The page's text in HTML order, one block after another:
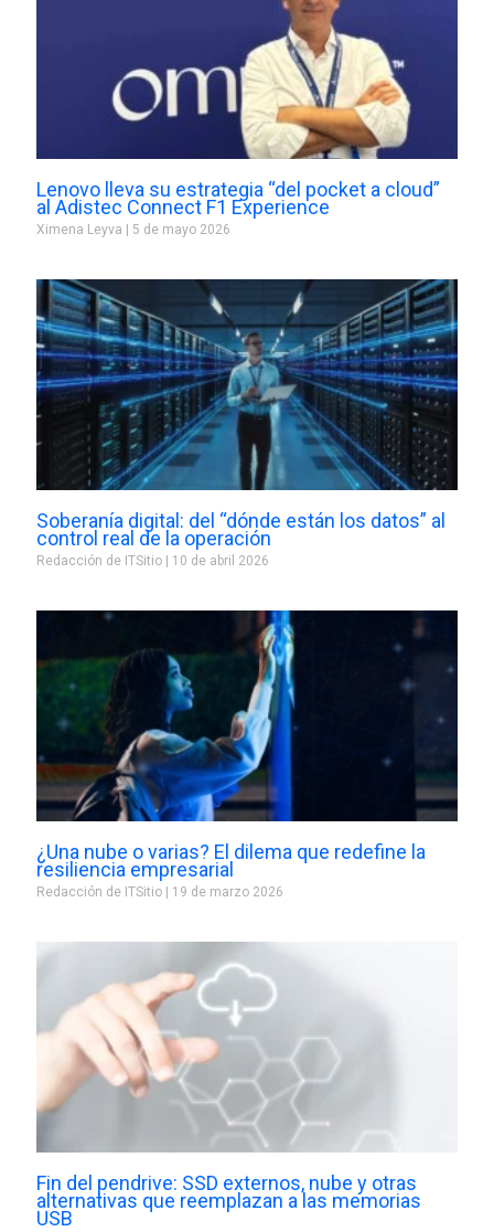
Lenovo lleva su estrategia “del pocket a cloud”
al Adistec Connect F1 Experience
Ximena Leyva 5 de mayo 2026
Soberanía digital: del “dónde están los datos” al
control real de la operación
Redacción de ITSitio 10 de abril 2026
¿Una nube o varias? El dilema que redefine la
resiliencia empresarial
Redacción de ITSitio 19 de marzo 2026
Fin del pendrive: SSD externos, nube y otras
alternativas que reemplazan a las memorias
USB